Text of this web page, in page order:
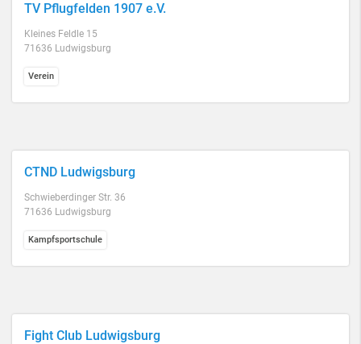
TV Pflugfelden 1907 e.V.
Kleines Feldle 15
71636 Ludwigsburg
Verein
CTND Ludwigsburg
Schwieberdinger Str. 36
71636 Ludwigsburg
Kampfsportschule
Fight Club Ludwigsburg